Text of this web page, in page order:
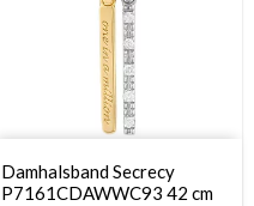
Damhalsband Secrecy
P7161CDAWWC93 42 cm